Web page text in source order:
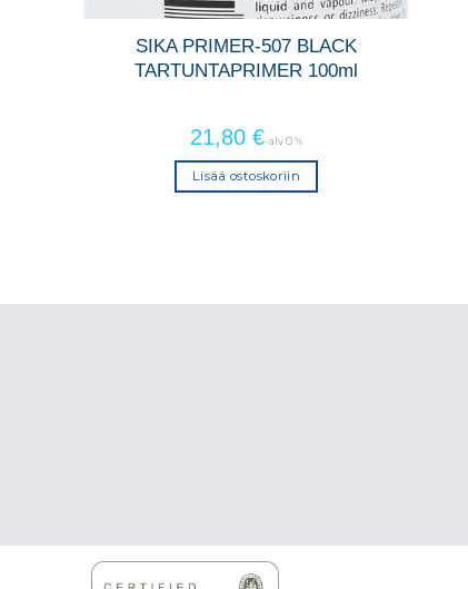
SIKA PRIMER-507 BLACK
TARTUNTAPRIMER 100ml
21,80 € alv 0 %
Lisää ostoskoriin